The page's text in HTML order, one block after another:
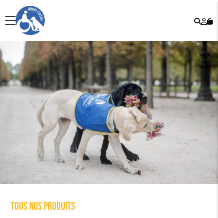
menu
Tous nos produits